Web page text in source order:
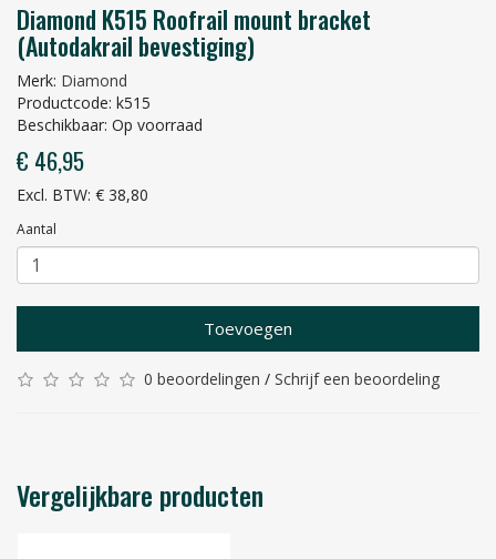
Diamond K515 Roofrail mount bracket
(Autodakrail bevestiging)
Merk: Diamond
Productcode: k515
Beschikbaar: Op voorraad
€ 46,95
Excl. BTW: € 38,80
Aantal
Toevoegen
0 beoordelingen / Schrijf een beoordeling
Vergelijkbare producten